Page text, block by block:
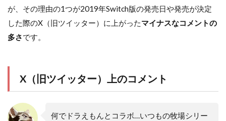
が、その理由の1つが2019年Switch版の発売日や発売が決定
した際のX（旧ツイッター）に上がったマイナスなコメントの
多さです。
X（旧ツイッター）上のコメント
何でドラえもんとコラボ…いつもの牧場シリー